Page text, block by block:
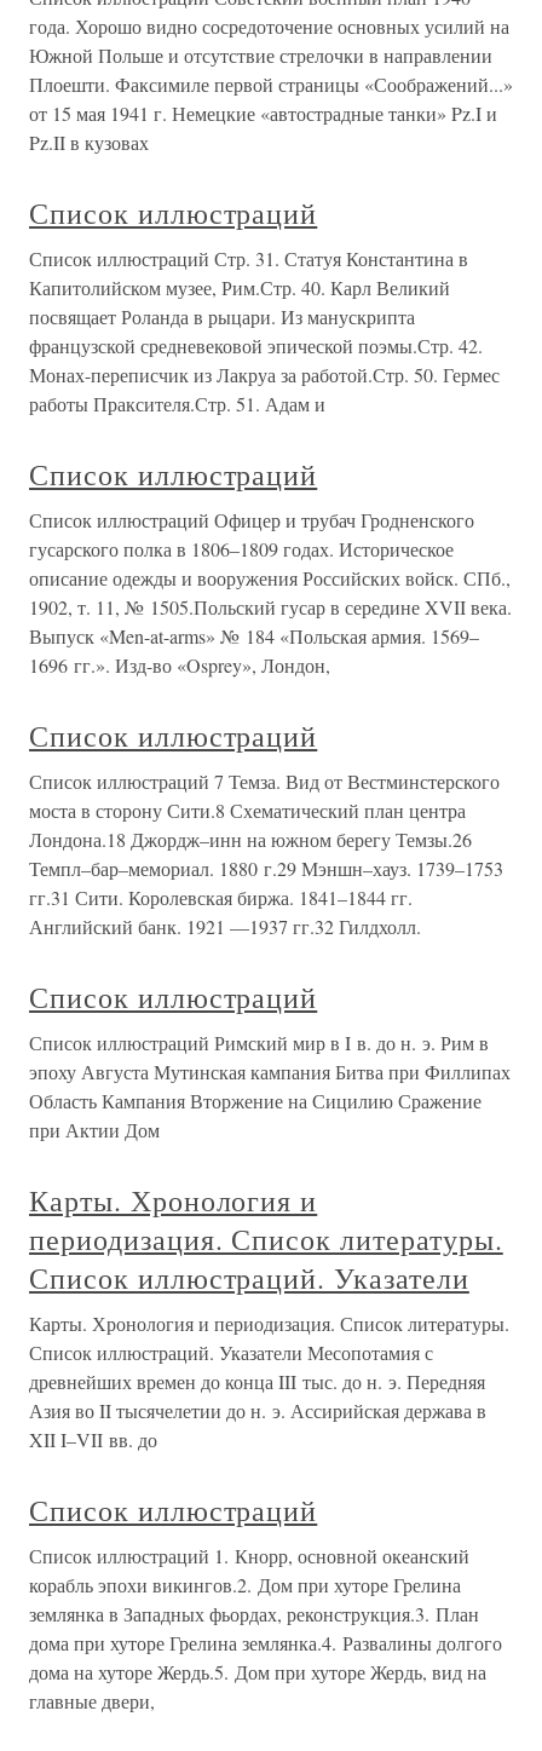
года. Хорошо видно сосредоточение основных усилий на
Южной Польше и отсутствие стрелочки в направлении
Плоешти. Факсимиле первой страницы «Соображений...»
от 15 мая 1941 г. Немецкие «автострадные танки» Pz.I и
Pz.II в кузовах
Список иллюстраций
Список иллюстраций Стр. 31. Статуя Константина в
Капитолийском музее, Рим.Стр. 40. Карл Великий
посвящает Роланда в рыцари. Из манускрипта
французской средневековой эпической поэмы.Стр. 42.
Монах-переписчик из Лакруа за работой.Стр. 50. Гермес
работы Праксителя.Стр. 51. Адам и
Список иллюстраций
Список иллюстраций Офицер и трубач Гродненского
гусарского полка в 1806–1809 годах. Историческое
описание одежды и вооружения Российских войск. СПб.,
1902, т. 11, № 1505.Польский гусар в середине XVII века.
Выпуск «Men-at-arms» № 184 «Польская армия. 1569–
1696 гг.». Изд-во «Osprey», Лондон,
Список иллюстраций
Список иллюстраций 7 Темза. Вид от Вестминстерского
моста в сторону Сити.8 Схематический план центра
Лондона.18 Джордж–инн на южном берегу Темзы.26
Темпл–бар–мемориал. 1880 г.29 Мэншн–хауз. 1739–1753
гг.31 Сити. Королевская биржа. 1841–1844 гг.
Английский банк. 1921 —1937 гг.32 Гилдхолл.
Список иллюстраций
Список иллюстраций Римский мир в I в. до н. э. Рим в
эпоху Августа Мутинская кампания Битва при Филлипах
Область Кампания Вторжение на Сицилию Сражение
при Актии Дом
Карты. Хронология и
периодизация. Список литературы.
Список иллюстраций. Указатели
Карты. Хронология и периодизация. Список литературы.
Список иллюстраций. Указатели Месопотамия с
древнейших времен до конца III тыс. до н. э. Передняя
Азия во II тысячелетии до н. э. Ассирийская держава в
XII I–VII вв. до
Список иллюстраций
Список иллюстраций 1. Кнорр, основной океанский
корабль эпохи викингов.2. Дом при хуторе Грелина
землянка в Западных фьордах, реконструкция.3. План
дома при хуторе Грелина землянка.4. Развалины долгого
дома на хуторе Жердь.5. Дом при хуторе Жердь, вид на
главные двери,